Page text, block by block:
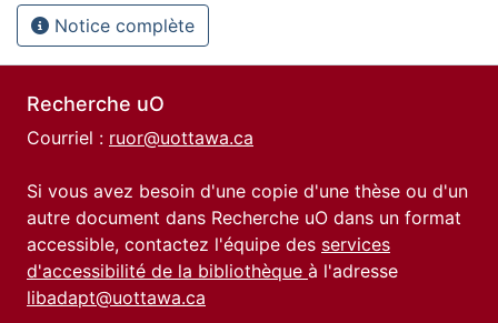
Notice complète
Recherche uO
Courriel : ruor@uottawa.ca
Si vous avez besoin d'une copie d'une thèse ou d'un
autre document dans Recherche uO dans un format
accessible, contactez l'équipe des services
d'accessibilité de la bibliothèque à l'adresse
libadapt@uottawa.ca